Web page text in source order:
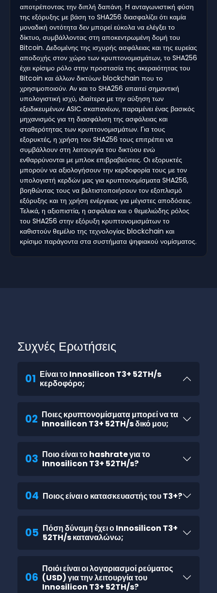
αποτρέποντας την διπλή δαπάνη. Η ανταγωνιστική φύση
της εξόρυξης με βάση το SHA256 διασφαλίζει ότι καμία
μοναδική οντότητα δεν μπορεί εύκολα να ελέγξει το
δίκτυο, συμβάλλοντας στη αποκεντρωμένη δομή του
Bitcoin. Δεδομένης της ισχυρής ασφάλειας και της ευρείας
αποδοχής στον χώρο των κρυπτονομισμάτων, το SHA256
έχει κρίσιμο ρόλο στην προστασία της ακεραιότητας του
Bitcoin και άλλων δικτύων blockchain που το
χρησιμοποιούν. Αν και το SHA256 απαιτεί σημαντική
υπολογιστική ισχύ, ιδιαίτερα με την αύξηση των
εξειδικευμένων ASIC σκαπανέων, παραμένει ένας βασικός
μηχανισμός για τη διασφάλιση της ασφάλειας και
σταθερότητας των κρυπτονομισμάτων. Για τους
εξορυκτές, η χρήση του SHA256 τους επιτρέπει να
συμβάλλουν στη λειτουργία του δικτύου ενώ
ενθαρρύνονται με μπλοκ επιβραβεύσεις. Οι εξορυκτές
μπορούν να αξιολογήσουν την κερδοφορία τους με τον
υπολογιστή κερδών μας για κρυπτονομίσματα SHA256,
βοηθώντας τους να βελτιστοποιήσουν τον εξοπλισμό
εξόρυξης και τη χρήση ενέργειας για μέγιστες αποδόσεις.
Τελικά, η αξιοπιστία, η ασφάλεια και ο θεμελιώδης ρόλος
του SHA256 στην εξόρυξη κρυπτονομισμάτων το
καθιστούν θεμέλιο της τεχνολογίας blockchain και
κρίσιμο παράγοντα στα συστήματα ψηφιακού νομίσματος.
Συχνές Ερωτήσεις
01 Είναι το Innosilicon T3+ 52TH/s
κερδοφόρο;
02 Ποιες κρυπτονομίσματα μπορεί να τα
Innosilicon T3+ 52TH/s δικό μου;
03 Ποιο είναι το hashrate για το
Innosilicon T3+ 52TH/s?
04 Ποιος είναι ο κατασκευαστής του T3+?
05 Πόση δύναμη έχει ο Innosilicon T3+
52TH/s καταναλώνω;
06
Ποιόι είναι οι λογαριασμοί ρεύματος
(USD) για την λειτουργία του
Innosilicon T3+ 52TH/s?